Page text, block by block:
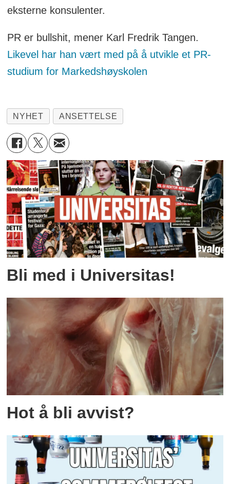
eksterne konsulenter.
PR er bullshit, mener Karl Fredrik Tangen.
Likevel har han vært med på å utvikle et PR-
studium for Markedshøyskolen
NYHET ANSETTELSE
Bli med i Universitas!
Hot å bli avvist?